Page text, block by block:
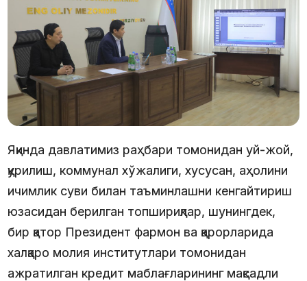
Яқинда давлатимиз раҳбари томонидан уй-жой,
қурилиш, коммунал хўжалиги, хусусан, аҳолини
ичимлик суви билан таъминлашни кенгайтириш
юзасидан берилган топшириқлар, шунингдек,
бир қатор Президент фармон ва қарорларида
халқаро молия институтлари томонидан
ажратилган кредит маблағларининг мақсадли